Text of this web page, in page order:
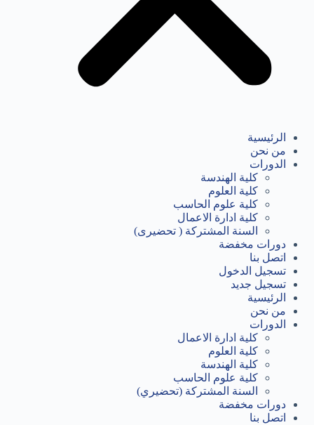
الرئيسية
من نحن
الدورات
كلية الهندسة
كلية العلوم
كلية علوم الحاسب
كلية ادارة الاعمال
السنة المشتركة ( تحضيرى)
دورات مخفضة
اتصل بنا
تسجيل الدخول
تسجيل جديد
الرئيسية
من نحن
الدورات
كلية ادارة الاعمال
كلية العلوم
كلية الهندسة
كلية علوم الحاسب
السنة المشتركة (تحضيري)
دورات مخفضة
اتصل بنا